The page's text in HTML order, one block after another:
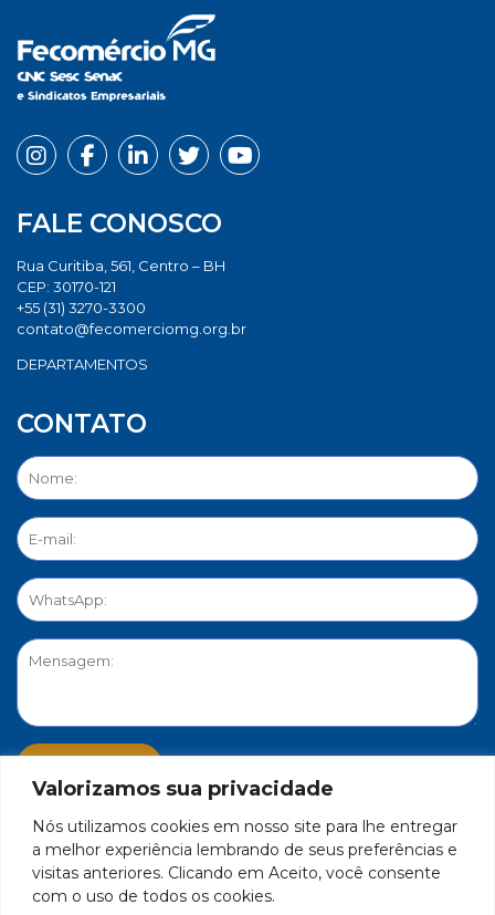
Valorizamos sua privacidade
Nós utilizamos cookies em nosso site para lhe entregar
a melhor experiência lembrando de seus preferências e
visitas anteriores. Clicando em Aceito, você consente
com o uso de todos os cookies.
FALE CONOSCO
Rua Curitiba, 561, Centro – BH
CEP: 30170-121
+55 (31) 3270-3300
contato@fecomerciomg.org.br
DEPARTAMENTOS
CONTATO
PORTAL DE PRIVACIDADE